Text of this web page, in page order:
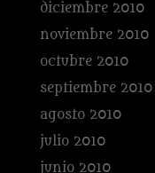
diciembre 2010
noviembre 2010
octubre 2010
septiembre 2010
agosto 2010
julio 2010
junio 2010